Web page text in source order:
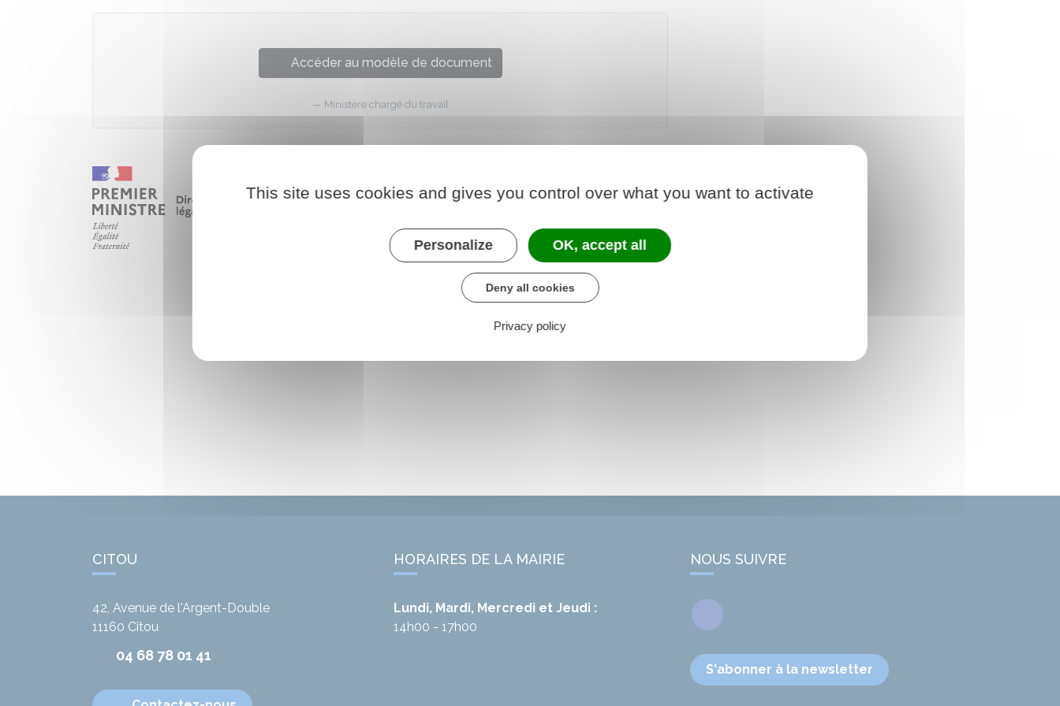
Accéder au modèle de document
Ministère chargé du travail
CITOU
42, Avenue de l'Argent-Double
11160 Citou
04 68 78 01 41
HORAIRES DE LA MAIRIE
Lundi, Mardi, Mercredi et Jeudi :
14h00 - 17h00
NOUS SUIVRE
Facebook
S'abonner à la newsletter
This site uses cookies and gives you control over what you want to activate
Personalize OK, accept all
Deny all cookies
Privacy policy